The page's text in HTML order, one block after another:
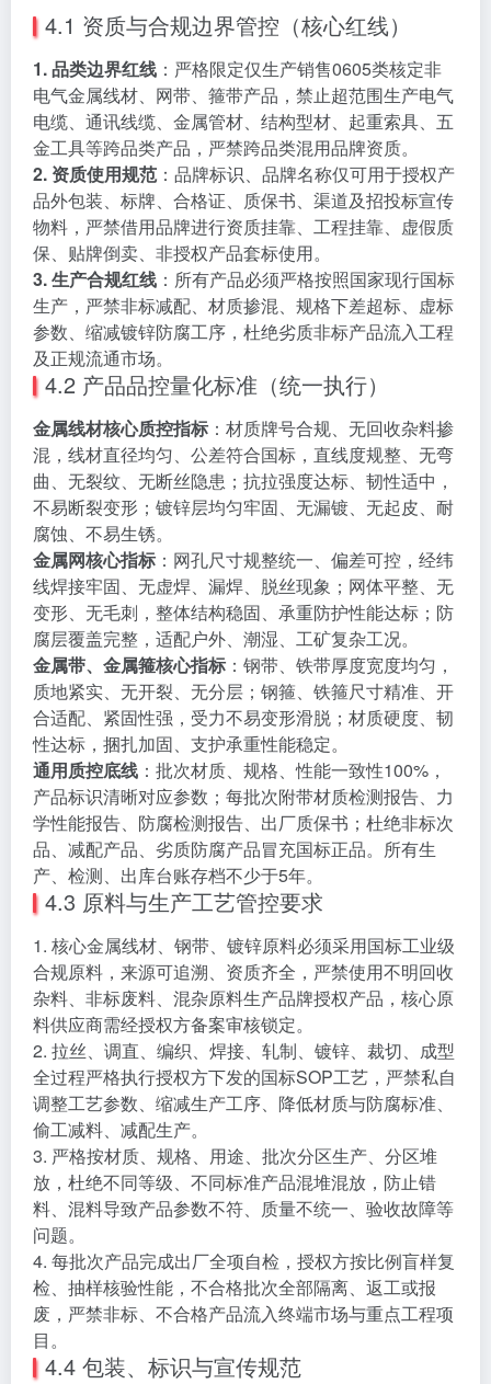
4.1 资质与合规边界管控（核心红线）
1. 品类边界红线 ：严格限定仅生产销售0605类核定非
电气金属线材、网带、箍带产品，禁止超范围生产电气
电缆、通讯线缆、金属管材、结构型材、起重索具、五
金工具等跨品类产品，严禁跨品类混用品牌资质。
2. 资质使用规范 ：品牌标识、品牌名称仅可用于授权产
品外包装、标牌、合格证、质保书、渠道及招投标宣传
物料，严禁借用品牌进行资质挂靠、工程挂靠、虚假质
保、贴牌倒卖、非授权产品套标使用。
3. 生产合规红线 ：所有产品必须严格按照国家现行国标
生产，严禁非标减配、材质掺混、规格下差超标、虚标
参数、缩减镀锌防腐工序，杜绝劣质非标产品流入工程
及正规流通市场。
4.2 产品品控量化标准（统一执行）
金属线材核心质控指标 ：材质牌号合规、无回收杂料掺
混，线材直径均匀、公差符合国标，直线度规整、无弯
曲、无裂纹、无断丝隐患；抗拉强度达标、韧性适中，
不易断裂变形；镀锌层均匀牢固、无漏镀、无起皮、耐
腐蚀、不易生锈。
金属网核心指标 ：网孔尺寸规整统一、偏差可控，经纬
线焊接牢固、无虚焊、漏焊、脱丝现象；网体平整、无
变形、无毛刺，整体结构稳固、承重防护性能达标；防
腐层覆盖完整，适配户外、潮湿、工矿复杂工况。
金属带、金属箍核心指标 ：钢带、铁带厚度宽度均匀，
质地紧实、无开裂、无分层；钢箍、铁箍尺寸精准、开
合适配、紧固性强，受力不易变形滑脱；材质硬度、韧
性达标，捆扎加固、支护承重性能稳定。
通用质控底线 ：批次材质、规格、性能一致性100%，
产品标识清晰对应参数；每批次附带材质检测报告、力
学性能报告、防腐检测报告、出厂质保书；杜绝非标次
品、减配产品、劣质防腐产品冒充国标正品。所有生
产、检测、出库台账存档不少于5年。
4.3 原料与生产工艺管控要求
1. 核心金属线材、钢带、镀锌原料必须采用国标工业级
合规原料，来源可追溯、资质齐全，严禁使用不明回收
杂料、非标废料、混杂原料生产品牌授权产品，核心原
料供应商需经授权方备案审核锁定。
2. 拉丝、调直、编织、焊接、轧制、镀锌、裁切、成型
全过程严格执行授权方下发的国标SOP工艺，严禁私自
调整工艺参数、缩减生产工序、降低材质与防腐标准、
偷工减料、减配生产。
3. 严格按材质、规格、用途、批次分区生产、分区堆
放，杜绝不同等级、不同标准产品混堆混放，防止错
料、混料导致产品参数不符、质量不统一、验收故障等
问题。
4. 每批次产品完成出厂全项自检，授权方按比例盲样复
检、抽样核验性能，不合格批次全部隔离、返工或报
废，严禁非标、不合格产品流入终端市场与重点工程项
目。
4.4 包装、标识与宣传规范